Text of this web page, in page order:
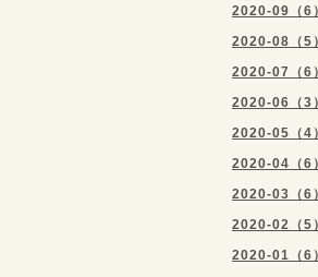
2020-09（6）
2020-08（5）
2020-07（6）
2020-06（3）
2020-05（4）
2020-04（6）
2020-03（6）
2020-02（5）
2020-01（6）